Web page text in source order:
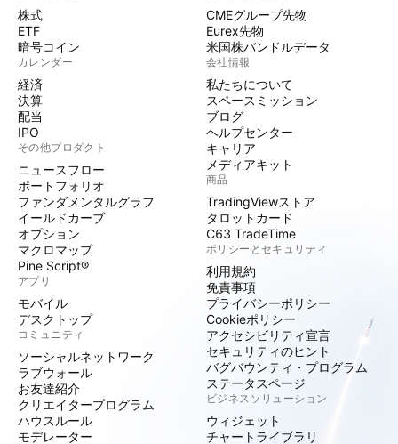
株式
ETF
暗号コイン
カレンダー
経済
決算
配当
IPO
その他プロダクト
ニュースフロー
ポートフォリオ
ファンダメンタルグラフ
イールドカーブ
オプション
マクロマップ
Pine Script®
アプリ
モバイル
デスクトップ
コミュニティ
ソーシャルネットワーク
ラブウォール
お友達紹介
クリエイタープログラム
ハウスルール
モデレーター
CMEグループ先物
Eurex先物
米国株バンドルデータ
会社情報
私たちについて
スペースミッション
ブログ
ヘルプセンター
キャリア
メディアキット
商品
TradingViewストア
タロットカード
C63 TradeTime
ポリシーとセキュリティ
利用規約
免責事項
プライバシーポリシー
Cookieポリシー
アクセシビリティ宣言
セキュリティのヒント
バグバウンティ・プログラム
ステータスページ
ビジネスソリューション
ウィジェット
チャートライブラリ